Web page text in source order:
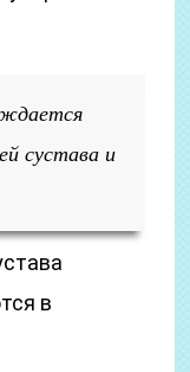
сустава и
в